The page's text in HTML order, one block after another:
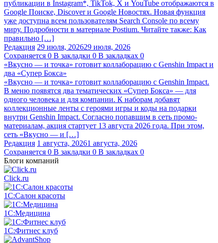
публикации в Instagram*, TikTok, X и YouTube отображаются в
Google Поиске, Discover и Google Новостях. Новая функция
уже доступна всем пользователям Search Console по всему
миру. Подробности в материале Postium. Читайте также: Как
правильно […]
Редакция 29 июля, 202629 июля, 2026
Сохраняется 0 В закладки 0 В закладках 0
«Вкусно — и точка» готовит коллаборацию с Genshin Impact и
два «Супер Бокса»
«Вкусно — и точка» готовит коллаборацию с Genshin Impact.
В меню появятся два тематических «Супер Бокса» — для
одного человека и для компании. К наборам добавят
коллекционные ленты с героями игры и коды на подарки
внутри Genshin Impact. Согласно попавшим в сеть промо-
материалам, акция стартует 13 августа 2026 года. При этом,
сеть «Вкусно — и […]
Редакция 1 августа, 20261 августа, 2026
Сохраняется 0 В закладки 0 В закладках 0
Блоги компаний
Click.ru
1С:Салон красоты
1С:Медицина
1С:Фитнес клуб